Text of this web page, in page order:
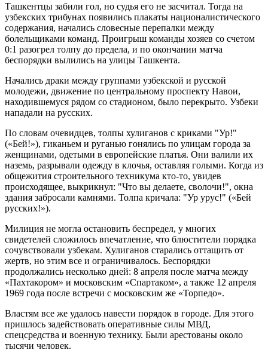
Ташкентцы забили гол, но судья его не засчитал. Тогда на
узбекских трибунах появились плакаты националистического
содержания, начались словесные перепалки между
болельщиками команд. Проигрыш команды хозяев со счетом
0:1 разогрел толпу до предела, и по окончании матча
беспорядки вылились на улицы Ташкента.
Начались драки между группами узбекской и русской
молодежи, движение по центральному проспекту Навои,
находившемуся рядом со стадионом, было перекрыто. Узбеки
нападали на русских.
По словам очевидцев, толпы хулиганов с криками "Ур!"
(«Бей!»), гиканьем и руганью гонялись по улицам города за
женщинами, одетыми в европейские платья. Они валили их
наземь, разрывали одежду в клочья, оставляя голыми. Когда из
общежития строительного техникума кто-то, увидев
происходящее, выкрикнул: "Что вы делаете, сволочи!", окна
здания забросали камнями. Толпа кричала: "Ур урус!" («Бей
русских!»).
Милиция не могла остановить беспредел, у многих
свидетелей сложилось впечатление, что блюстители порядка
сочувствовали узбекам. Хулиганов старались оттащить от
жертв, но этим все и ограничивалось. Беспорядки
продолжались несколько дней: 8 апреля после матча между
«Пахтакором» и московским «Спартаком», а также 12 апреля
1969 года после встречи с московским же «Торпедо».
Властям все же удалось навести порядок в городе. Для этого
пришлось задействовать оперативные силы МВД,
спецсредства и военную технику. Были арестованы около
тысячи человек.